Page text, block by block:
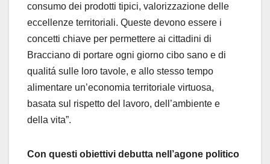
consumo dei prodotti tipici, valorizzazione delle
eccellenze territoriali. Queste devono essere i
concetti chiave per permettere ai cittadini di
Bracciano di portare ogni giorno cibo sano e di
qualitá sulle loro tavole, e allo stesso tempo
alimentare un’economia territoriale virtuosa,
basata sul rispetto del lavoro, dell’ambiente e
della vita”.
Con questi obiettivi debutta nell’agone politico